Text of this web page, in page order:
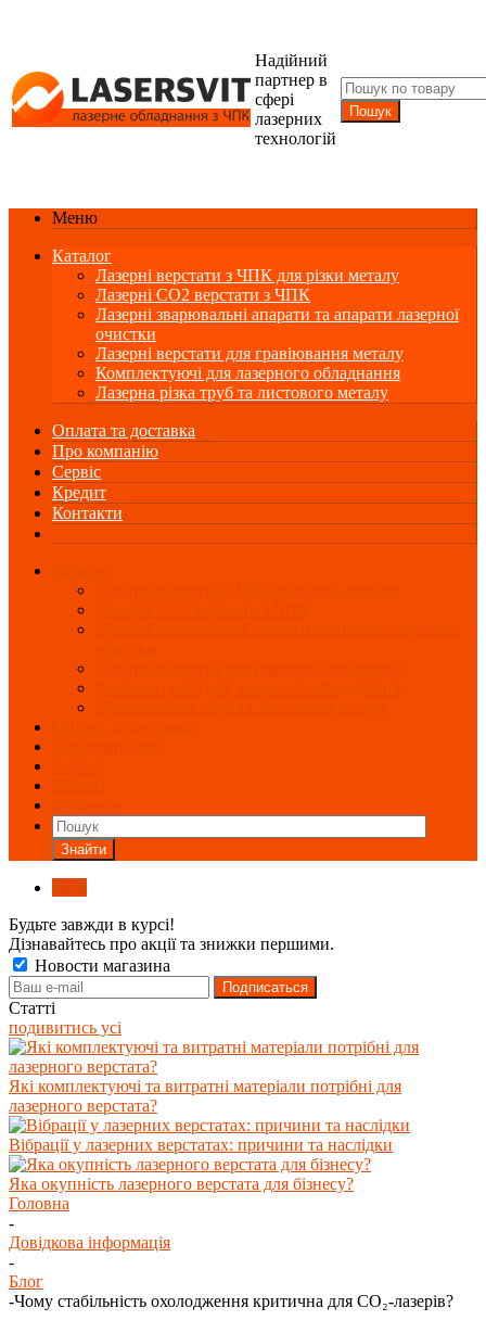
Надійний
партнер в
сфері
лазерних
технологій
Меню
Каталог
Лазерні верстати з ЧПК для різки металу
Лазерні СО2 верстати з ЧПК
Лазерні зварювальні апарати та апарати лазерної
очистки
Лазерні верстати для гравіювання металу
Комплектуючі для лазерного обладнання
Лазерна різка труб та листового металу
Оплата та доставка
Про компанію
Сервіс
Кредит
Контакти
Знайти
Будьте завжди в курсі!
Дізнавайтесь про акції та знижки першими.
Новости магазина
Статті
подивитись усі
Які комплектуючі та витратні матеріали потрібні для
лазерного верстата?
Вібрації у лазерних верстатах: причини та наслідки
Яка окупність лазерного верстата для бізнесу?
Головна
-
Довідкова інформація
-
Блог
-Чому стабільність охолодження критична для CO₂-лазерів?